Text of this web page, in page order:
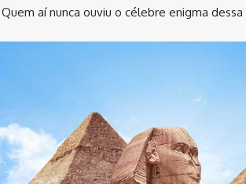
aí nunca ouviu o célebre enigma